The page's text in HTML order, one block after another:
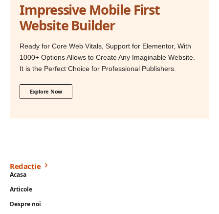
Impressive Mobile First
Website Builder
Ready for Core Web Vitals, Support for Elementor, With
1000+ Options Allows to Create Any Imaginable Website.
It is the Perfect Choice for Professional Publishers.
Explore Now
Redacție
Acasa
Articole
Despre noi